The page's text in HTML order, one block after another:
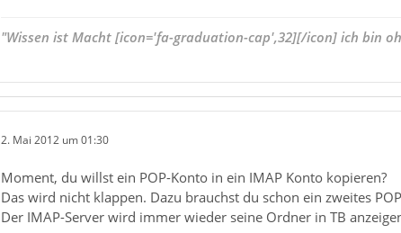
"Wissen ist Macht [icon='fa-graduation-cap',32][/icon] ich bin
2. Mai 2012 um 01:30
Moment, du willst ein POP-Konto in ein IMAP Konto kopieren?
Das wird nicht klappen. Dazu brauchst du schon ein zweites
Der IMAP-Server wird immer wieder seine Ordner in TB